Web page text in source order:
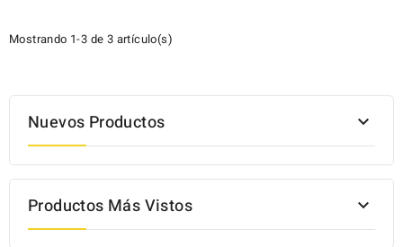
Mostrando 1-3 de 3 artículo(s)
Nuevos Productos 
Productos Más Vistos 